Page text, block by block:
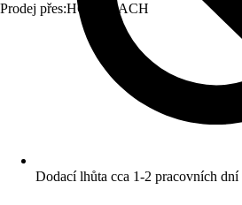
Prodej přes:HORNBACH
Dodací lhůta cca 1-2 pracovních dní